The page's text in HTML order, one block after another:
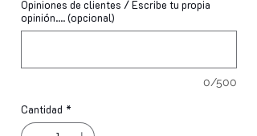
Opiniones de clientes / Escribe tu propia
opinión.... (opcional)
0/500
Cantidad *